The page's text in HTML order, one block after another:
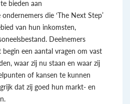
bieden aan
die ‘The Next Step’
van hun inkomsten,
Deelnemers
een aantal vragen om vast
waar zij nu staan en waar zij
of kansen te kunnen
dat zij goed hun markt- en